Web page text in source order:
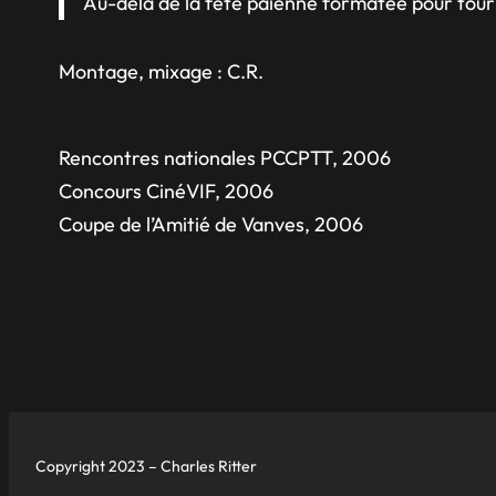
Montage, mixage : C.R.
Rencontres nationales PCCPTT, 2006
Concours CinéVIF, 2006
Coupe de l’Amitié de Vanves, 2006
Copyright 2023 – Charles Ritter